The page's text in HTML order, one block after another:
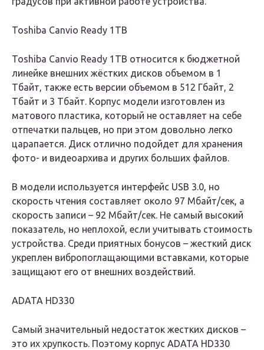
Toshiba Canvio Ready 1TB
Toshiba Canvio Ready 1TB относится к бюджетной
линейке внешних жёстких дисков объемом в 1
Тбайт, также есть версии объемом в 512 Гбайт, 2
Тбайт и 3 Тбайт. Корпус модели изготовлен из
матового пластика, который не оставляет на себе
отпечатки пальцев, но при этом довольно легко
царапается. Диск отлично подойдет для хранения
фото- и видеоархива и других больших файлов.
В модели используется интерфейс USB 3.0, но
скорость чтения составляет около 97 Мбайт/сек, а
скорость записи – 92 Мбайт/сек. Не самый высокий
показатель, но неплохой, если учитывать стоимость
устройства. Среди приятных бонусов – жесткий диск
укреплен вибропоглащающими вставками, которые
защищают его от внешних воздействий.
ADATA HD330
Самый значительный недостаток жестких дисков –
это их хрупкость. Поэтому корпус ADATA HD330